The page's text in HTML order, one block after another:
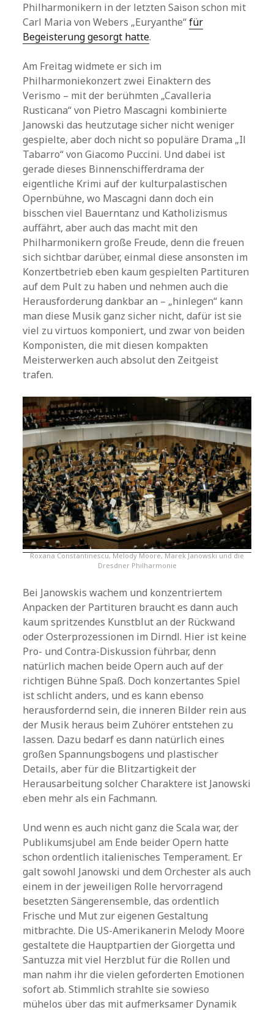
Philharmonikern in der letzten Saison schon mit
Carl Maria von Webers „Euryanthe“für
Begeisterung gesorgt hatte.
Am Freitag widmete er sich im
Philharmoniekonzert zwei Einaktern des
Verismo – mit der berühmten „Cavalleria
Rusticana“ von Pietro Mascagni kombinierte
Janowski das heutzutage sicher nicht weniger
gespielte, aber doch nicht so populäre Drama „Il
Tabarro“ von Giacomo Puccini. Und dabei ist
gerade dieses Binnenschifferdrama der
eigentliche Krimi auf der kulturpalastischen
Opernbühne, wo Mascagni dann doch ein
bisschen viel Bauerntanz und Katholizismus
auffährt, aber auch das macht mit den
Philharmonikern große Freude, denn die freuen
sich sichtbar darüber, einmal diese ansonsten im
Konzertbetrieb eben kaum gespielten Partituren
auf dem Pult zu haben und nehmen auch die
Herausforderung dankbar an – „hinlegen“ kann
man diese Musik ganz sicher nicht, dafür ist sie
viel zu virtuos komponiert, und zwar von beiden
Komponisten, die mit diesen kompakten
Meisterwerken auch absolut den Zeitgeist
trafen.
Roxana Constantinescu, Melody Moore, Marek Janowski und die
Dresdner Philharmonie
Bei Janowskis wachem und konzentriertem
Anpacken der Partituren braucht es dann auch
kaum spritzendes Kunstblut an der Rückwand
oder Osterprozessionen im Dirndl. Hier ist keine
Pro- und Contra-Diskussion führbar, denn
natürlich machen beide Opern auch auf der
richtigen Bühne Spaß. Doch konzertantes Spiel
ist schlicht anders, und es kann ebenso
herausfordernd sein, die inneren Bilder rein aus
der Musik heraus beim Zuhörer entstehen zu
lassen. Dazu bedarf es dann natürlich eines
großen Spannungsbogens und plastischer
Details, aber für die Blitzartigkeit der
Herausarbeitung solcher Charaktere ist Janowski
eben mehr als ein Fachmann.
Und wenn es auch nicht ganz die Scala war, der
Publikumsjubel am Ende beider Opern hatte
schon ordentlich italienisches Temperament. Er
galt sowohl Janowski und dem Orchester als auch
einem in der jeweiligen Rolle hervorragend
besetzten Sängerensemble, das ordentlich
Frische und Mut zur eigenen Gestaltung
mitbrachte. Die US-Amerikanerin Melody Moore
gestaltete die Hauptpartien der Giorgetta und
Santuzza mit viel Herzblut für die Rollen und
man nahm ihr die vielen geforderten Emotionen
sofort ab. Stimmlich strahlte sie sowieso
mühelos über das mit aufmerksamer Dynamik